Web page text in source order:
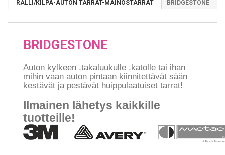
RALLI/KILPA-AUTON TARRAT-MAINOSTARRAT
BRIDGESTONE
BRIDGESTONE
Auton kylkeen ,takaluukulle ,katolle tai ihan
mihin vaan auton pintaan kiinnitettävät sään
kestävät ja pestävät huippulaatuiset tarrat!
Ilmainen lähetys kaikkille
tuotteille!